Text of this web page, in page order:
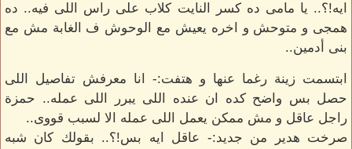
ايه!؟.. يا مامى ده كسر النايت كلاب على راس اللى فيه.. ده
همجى و متوحش و اخره يعيش مع الوحوش ف الغابة مش مع
بنى أدمين..
ابتسمت زينة رغما عنها و هتفت:- انا معرفش تفاصيل اللى
حصل بس واضح كده ان عنده اللى يبرر اللى عمله.. حمزة
راجل عاقل و مش ممكن يعمل اللى عمله الا لسبب قووى..
صرخت هدير من جديد:- عاقل ايه بس!؟.. بقولك كان شبه